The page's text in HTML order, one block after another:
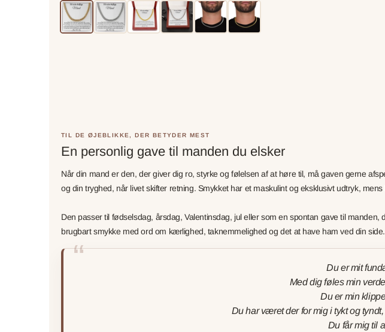
TIL DE ØJEBLIKKE, DER BETYDER MEST
En personlig gave til manden du elsker
Når din mand er den, der giver dig ro, styrke og følelsen af at høre til, må gaven gerne
og din tryghed, når livet skifter retning. Smykket har et maskulint og eksklusivt udtryk,
Den passer til fødselsdag, årsdag, Valentinsdag, jul eller som en spontan gave til
brugbart smykke med ord om kærlighed, taknemmelighed og det at have ham ved din
Du er mit
Med dig føles min
Du er min
Du har været der for mig i tykt og
Du får mig til